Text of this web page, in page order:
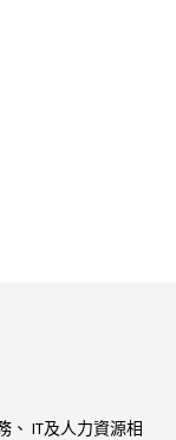
、 IT及人力資源相